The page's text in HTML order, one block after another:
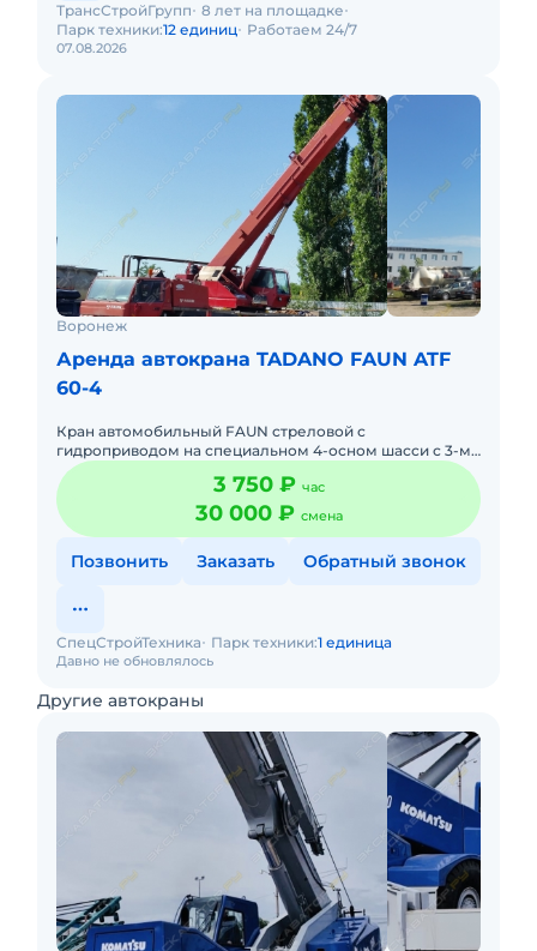
07.08.2026
ТрансСтройГрупп 8 лет на площадке
Парк техники:12 единиц Работаем 24/7
Воронеж
Аренда автокрана TADANO FAUN ATF
60-4
Кран автомобильный FAUN стреловой с
гидроприводом на специальном 4-осном шасси с 3-мя
ведущими мостами,грузоподъемностью 60 тонн,
длинна стрелы 40 метров, грузо
3 750 ₽ час
30 000 ₽ смена
Позвонить Заказать Обратный звонок
Давно не обновлялось
СпецСтройТехника Парк техники:1 единица
Другие автокраны